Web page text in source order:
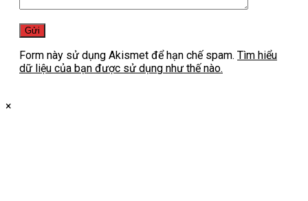
Form này sử dụng Akismet để hạn chế spam. Tìm hiểu
dữ liệu của bạn được sử dụng như thế nào.
×